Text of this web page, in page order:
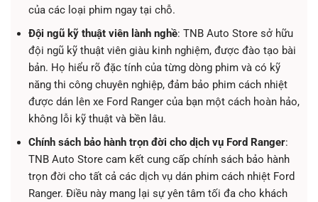
của các loại phim ngay tại chỗ.
Đội ngũ kỹ thuật viên lành nghề: TNB Auto Store sở hữu
đội ngũ kỹ thuật viên giàu kinh nghiệm, được đào tạo bài
bản. Họ hiểu rõ đặc tính của từng dòng phim và có kỹ
năng thi công chuyên nghiệp, đảm bảo phim cách nhiệt
được dán lên xe Ford Ranger của bạn một cách hoàn hảo,
không lỗi kỹ thuật và bền lâu.
Chính sách bảo hành trọn đời cho dịch vụ Ford Ranger:
TNB Auto Store cam kết cung cấp chính sách bảo hành
trọn đời cho tất cả các dịch vụ dán phim cách nhiệt Ford
Ranger. Điều này mang lại sự yên tâm tối đa cho khách